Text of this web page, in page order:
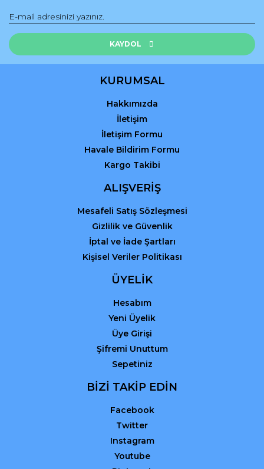
KAYDOL
KURUMSAL
Hakkımızda
İletişim
İletişim Formu
Havale Bildirim Formu
Kargo Takibi
ALIŞVERİŞ
Mesafeli Satış Sözleşmesi
Gizlilik ve Güvenlik
İptal ve İade Şartları
Kişisel Veriler Politikası
ÜYELİK
Hesabım
Yeni Üyelik
Üye Girişi
Şifremi Unuttum
Sepetiniz
BİZİ TAKİP EDİN
Facebook
Twitter
Instagram
Youtube